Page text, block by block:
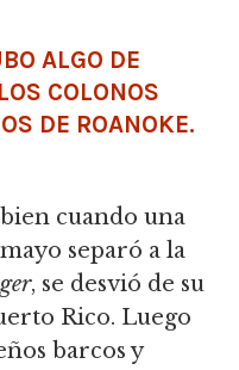
ALGO DE
COLONOS
DE ROANOKE.
cuando una
separó a la
, se desvió de su
Rico. Luego
barcos y